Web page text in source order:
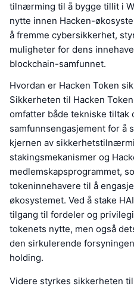
tilnærming til å bygge tillit i
nytte innen Hacken-
å fremme cybersikkerhet,
muligheter for dens
blockchain-samfunnet.
Hvordan er Hacken Token
Sikkerheten til Hacken
omfatter både tekniske tiltak
samfunnsengasjement for å
kjernen av
stakingsmekanismer og
medlemskapsprogrammet,
tokeninnehavere til å
økosystemet. Ved å stake
tilgang til fordeler og
tokenets nytte, men også
den sirkulerende
holding.
Videre styrkes sikkerheten